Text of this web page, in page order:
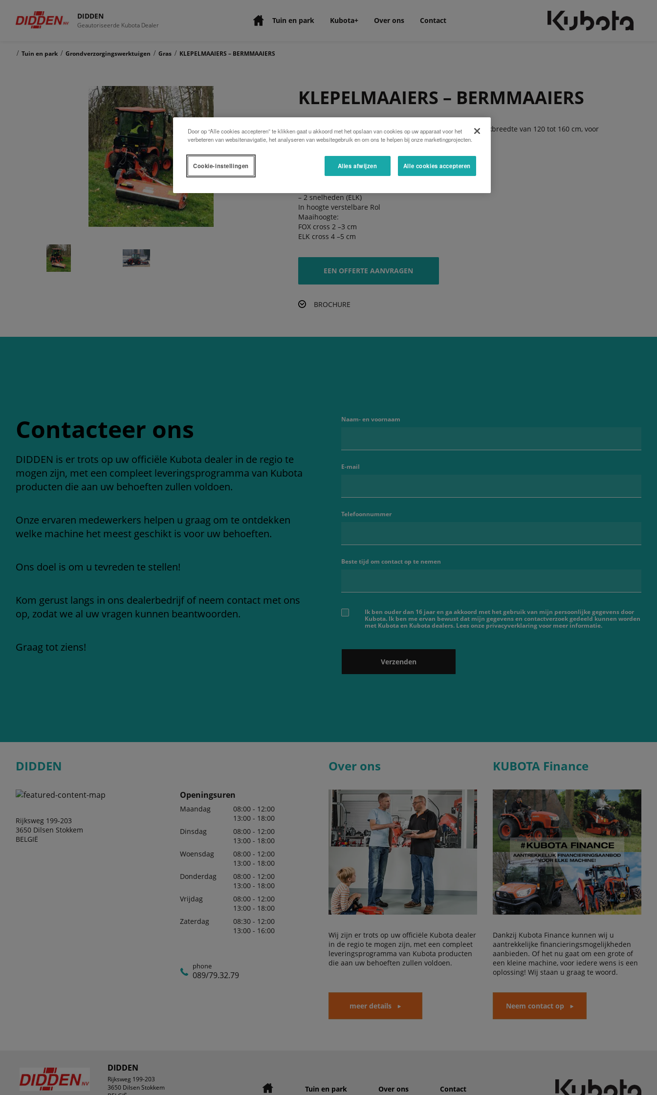
DIDDEN
Geautoriseerde Kubota Dealer Tuin en park Kubota+ Over ons Contact
/ Tuin en park / Grondverzorgingswerktuigen / Gras / KLEPELMAAIERS – BERMMAAIERS
KLEPELMAAIERS – BERMMAAIERS
Het assortimenten FOX CROSS en ELK CROSS met een werkbreedte van 120 tot 160 cm, voor
trekkers van 25 tot 60 pk.
Draaibaar van + 90 tot –65°
Robuuste transmissie:
– Aftakas met een vrijloop.
– 2 snelheden (ELK)
In hoogte verstelbare Rol
Maaihoogte:
FOX cross 2 –3 cm
ELK cross 4 –5 cm
EEN OFFERTE AANVRAGEN
BROCHURE
Contacteer ons
DIDDEN is er trots op uw officiële Kubota dealer in de regio te
mogen zijn, met een compleet leveringsprogramma van Kubota
producten die aan uw behoeften zullen voldoen.
Onze ervaren medewerkers helpen u graag om te ontdekken
welke machine het meest geschikt is voor uw behoeften.
Ons doel is om u tevreden te stellen!
Kom gerust langs in ons dealerbedrijf of neem contact met ons
op, zodat we al uw vragen kunnen beantwoorden.
Graag tot ziens!
Naam- en voornaam
E-mail
Telefoonnummer
Beste tijd om contact op te nemen
Ik ben ouder dan 16 jaar en ga akkoord met het gebruik van mijn persoonlijke gegevens door
Kubota. Ik ben me ervan bewust dat mijn gegevens en contactverzoek gedeeld kunnen worden
met Kubota en Kubota dealers. Lees onze privacyverklaring voor meer informatie.
Verzenden
DIDDEN
Rijksweg 199-203
3650 Dilsen Stokkem
BELGIË
Openingsuren
Maandag
08:00 - 12:00
13:00 - 18:00
Dinsdag
08:00 - 12:00
13:00 - 18:00
Woensdag
08:00 - 12:00
13:00 - 18:00
Donderdag
08:00 - 12:00
13:00 - 18:00
Vrijdag
08:00 - 12:00
13:00 - 18:00
Zaterdag
08:30 - 12:00
13:00 - 16:00
phone
089/79.32.79
Over ons
Wij zijn er trots op uw officiële Kubota dealer
in de regio te mogen zijn, met een compleet
leveringsprogramma van Kubota producten
die aan uw behoeften zullen voldoen.
meer details
KUBOTA Finance
Dankzij Kubota Finance kunnen wij u
aantrekkelijke financieringsmogelijkheden
aanbieden. Of het nu gaat om een grote of
een kleine machine, voor iedere wens is een
oplossing! Wij staan u graag te woord.
Neem contact op
DIDDEN
Rijksweg 199-203
3650 Dilsen Stokkem
Tuin en park Over ons Contact
Door op “Alle cookies accepteren” te klikken gaat u akkoord met het opslaan van cookies op uw apparaat voor het
verbeteren van websitenavigatie, het analyseren van websitegebruik en om ons te helpen bij onze marketingprojecten.
Alles afwijzen Alle cookies accepteren
Cookie-instellingen